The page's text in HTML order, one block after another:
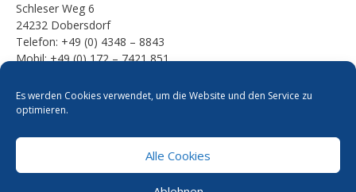
Es werden Cookies verwendet, um die Website und den Service zu
optimieren.
Alle Cookies
Schleser Weg 6
24232 Dobersdorf
Telefon: +49 (0) 4348 – 8843
Mobil: +49 (0) 172 – 7421 851
E-Mail:
mail [at] werner-kalinka [dot] de
Pressefotos Datenschutzerklärung Cookie-Richtlinie